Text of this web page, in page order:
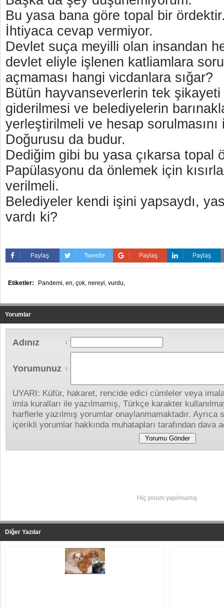
Bu yasa bana göre topal bir
İhtiyaca cevap vermiyor.
Devlet suça meyilli olan insandan
devlet eliyle işlenen katliamlara
açmaması hangi vicdanlara sığar?
Bütün hayvanseverlerin tek
giderilmesi ve belediyelerin
yerleştirilmeli ve hesap
Doğurusu da budur.
Dediğim gibi bu yasa çıkarsa topal
Papülasyonu da önlemek için
verilmeli.
Belediyeler kendi işini yapsaydı,
vardı ki?
Paylaş Tweetle Paylaş Paylaş
Etiketler: Pandemi, en, çok, nereyi, vurdu,
Yorumlar
Adınız :
Yorumunuz :
UYARI: Küfür, hakaret, rencide edici cümleler veya
imla kuralları ile yazılmamış, Türkçe karakter
harflerle yazılmış yorumlar onaylanmamaktadır.
içerikli yorumlar hakkında muhatapları tarafından dava
Hiç yorum yapılmamış.
Diğer Yazılar